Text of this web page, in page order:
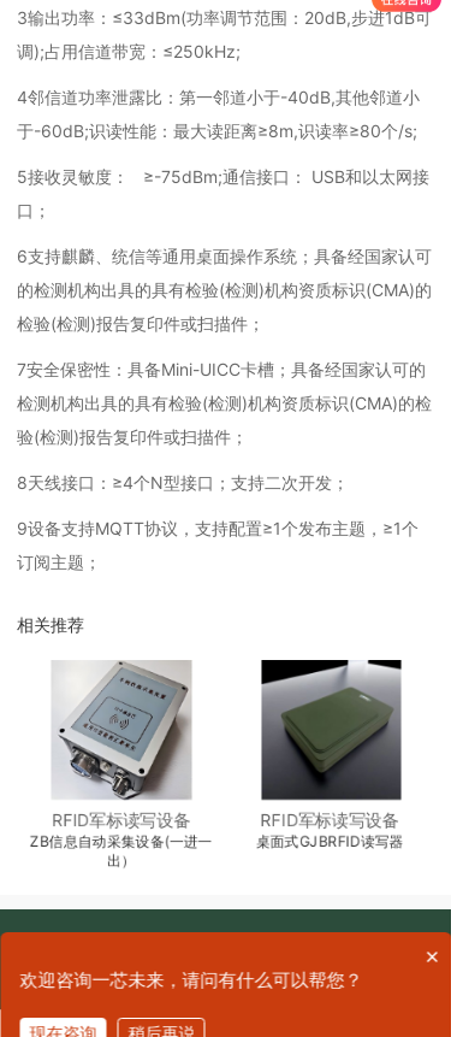
3输出功率：≤33dBm(功率调节范围：20dB,步进1dB可
调);占用信道带宽：≤250kHz;
4邻信道功率泄露比：第一邻道小于-40dB,其他邻道小
于-60dB;识读性能：最大读距离≥8m,识读率≥80个/s;
5接收灵敏度： ≥-75dBm;通信接口： USB和以太网接
口；
6支持麒麟、统信等通用桌面操作系统；具备经国家认可
的检测机构出具的具有检验(检测)机构资质标识(CMA)的
检验(检测)报告复印件或扫描件；
7安全保密性：具备Mini-UICC卡槽；具备经国家认可的
检测机构出具的具有检验(检测)机构资质标识(CMA)的检
验(检测)报告复印件或扫描件；
8天线接口：≥4个N型接口；支持二次开发；
9设备支持MQTT协议，支持配置≥1个发布主题，≥1个
订阅主题；
相关推荐
RFID军标读写设备
ZB信息自动采集设备(一进一
出）
RFID军标读写设备
桌面式GJBRFID读写器
广州一芯未来科技有限公司是一家专注于国防信息化建
×
欢迎咨询一芯未来，请问有什么可以帮您？